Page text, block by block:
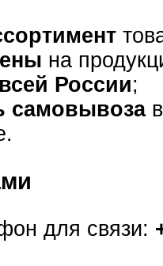
на
России;
самовывозав
для связи: